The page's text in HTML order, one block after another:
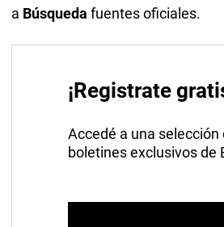
a Búsqueda fuentes oficiales.
¡Registrate
Accedé a una
boletines exclusivos de